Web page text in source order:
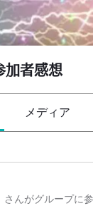
者感想
メディア
さんがグループに